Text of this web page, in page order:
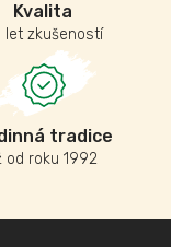
Kvalita
let zkušeností
tradice
od roku 1992